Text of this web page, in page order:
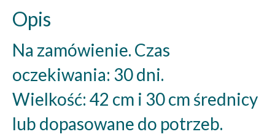
Opis
Na zamówienie. Czas
oczekiwania: 30 dni.
Wielkość: 42 cm i 30 cm średnicy
lub dopasowane do potrzeb.